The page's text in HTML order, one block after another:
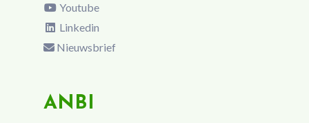
Youtube
Linkedin
Nieuwsbrief
ANBI